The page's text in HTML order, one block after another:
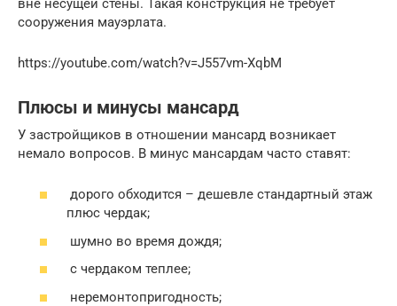
сооружения мауэрлата.
https://youtube.com/watch?v=J557vm-XqbM
Плюсы и минусы мансард
У застройщиков в отношении мансард возникает
немало вопросов. В минус мансардам часто ставят:
дорого обходится – дешевле стандартный этаж
плюс чердак;
шумно во время дождя;
с чердаком теплее;
неремонтопригодность;